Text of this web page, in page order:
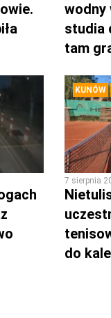
wodny
studia
tam
KUNÓW
7 sierpnia
do